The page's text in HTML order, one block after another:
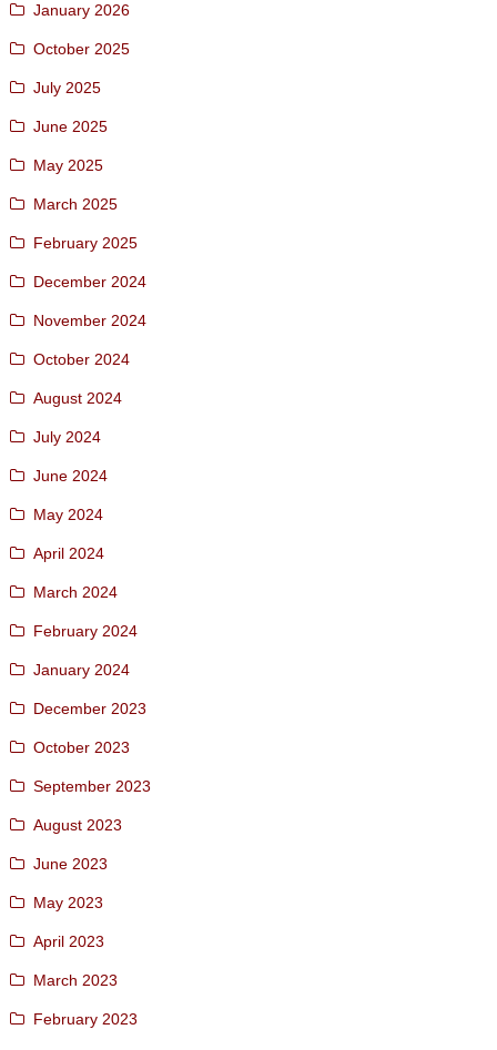
January 2026
October 2025
July 2025
June 2025
May 2025
March 2025
February 2025
December 2024
November 2024
October 2024
August 2024
July 2024
June 2024
May 2024
April 2024
March 2024
February 2024
January 2024
December 2023
October 2023
September 2023
August 2023
June 2023
May 2023
April 2023
March 2023
February 2023